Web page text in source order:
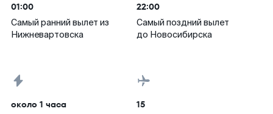
01:00
Самый ранний вылет из
Нижневартовска
22:00
Самый поздний вылет
до Новосибирска
около 1 часа 15